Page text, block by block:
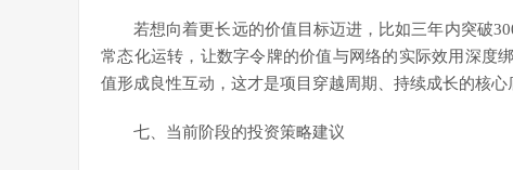
若想向着更长远的价值目标迈进，比如三年内突破
常态化运转，让数字令牌的价值与网络的实际效用深度
值形成良性互动，这才是项目穿越周期、持续成长的核心
七、当前阶段的投资策略建议